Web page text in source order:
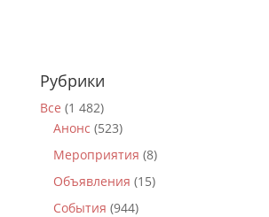
Рубрики
Все (1 482)
Анонс (523)
Мероприятия (8)
Объявления (15)
События (944)